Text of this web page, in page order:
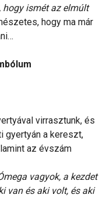
hogy ismét az elmúlt
hogy ma már
virrasztunk, és
gyertyán a kereszt,
az évszám
vagyok, a kezdet
van és aki volt, és aki